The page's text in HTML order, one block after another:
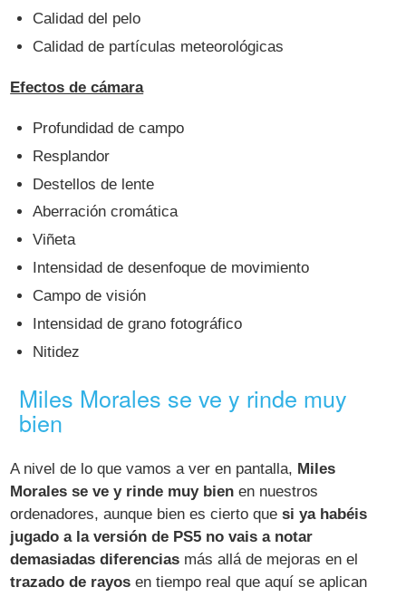
Calidad del pelo
Calidad de partículas meteorológicas
Efectos de cámara
Profundidad de campo
Resplandor
Destellos de lente
Aberración cromática
Viñeta
Intensidad de desenfoque de movimiento
Campo de visión
Intensidad de grano fotográfico
Nitidez
Miles Morales se ve y rinde muy
bien
A nivel de lo que vamos a ver en pantalla, Miles
Morales se ve y rinde muy bien en nuestros
ordenadores, aunque bien es cierto quesi ya habéis
jugado a la versión de PS5 no vais a notar
demasiadas diferencias más allá de mejoras en el
trazado de rayos en tiempo real que aquí se aplican